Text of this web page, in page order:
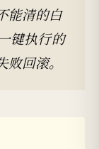
能清的白
键执行的
回滚。